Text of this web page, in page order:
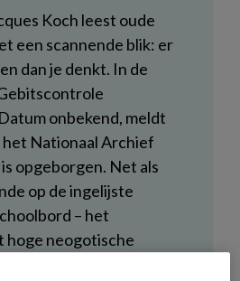
Koch leest oude
een scannende blik: er
dan je denkt. In de
onbekend, meldt
Nationaal Archief
opgeborgen. Net als
op de ingelijste
– het
hoge neogotische